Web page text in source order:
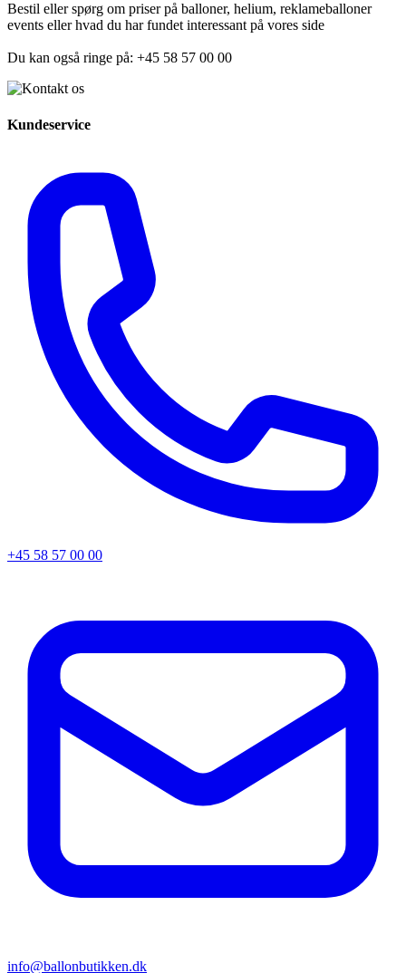
Bestil eller spørg om priser på balloner, helium, reklameballoner
events eller hvad du har fundet interessant på vores side
Du kan også ringe på: +45 58 57 00 00
Kundeservice
+45 58 57 00 00
info@ballonbutikken.dk